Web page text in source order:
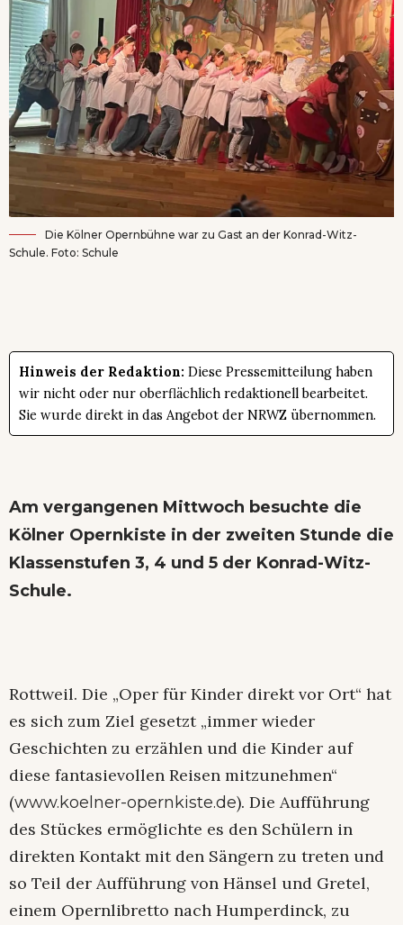
Die Kölner Opernbühne war zu Gast an der Konrad-Witz-
Schule. Foto: Schule
Hinweis der Redaktion: Diese Pressemitteilung haben
wir nicht oder nur oberflächlich redaktionell bearbeitet.
Sie wurde direkt in das Angebot der NRWZ übernommen.
Am vergangenen Mittwoch besuchte die
Kölner Opernkiste in der zweiten Stunde die
Klassenstufen 3, 4 und 5 der Konrad-Witz-
Schule.
Rottweil. Die „Oper für Kinder direkt vor Ort“ hat
es sich zum Ziel gesetzt „immer wieder
Geschichten zu erzählen und die Kinder auf
diese fantasievollen Reisen mitzunehmen“
(www.koelner-opernkiste.de). Die Aufführung
des Stückes ermöglichte es den Schülern in
direkten Kontakt mit den Sängern zu treten und
so Teil der Aufführung von Hänsel und Gretel,
einem Opernlibretto nach Humperdinck, zu